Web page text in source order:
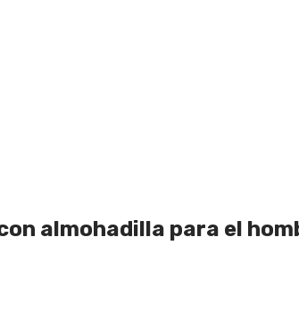
almohadilla para el